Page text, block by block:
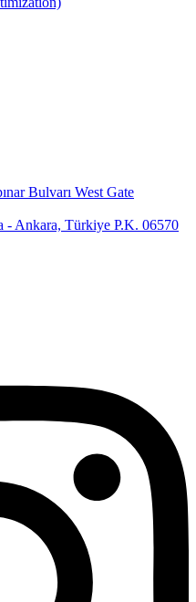
Bulvarı West Gate
Ankara, Türkiye P.K. 06570